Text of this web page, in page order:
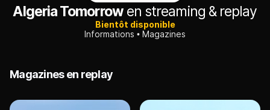
Algeria Tomorrowen streaming & replay
Bientôt disponible
Informations
Magazines
Magazines en replay